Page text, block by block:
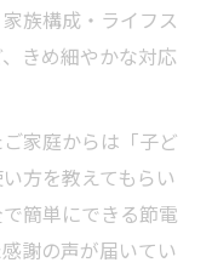
族構成・ライフス
きめ細やかな対応
家庭からは「子ど
方を教えてもらい
簡単にできる節電
謝の声が届いてい